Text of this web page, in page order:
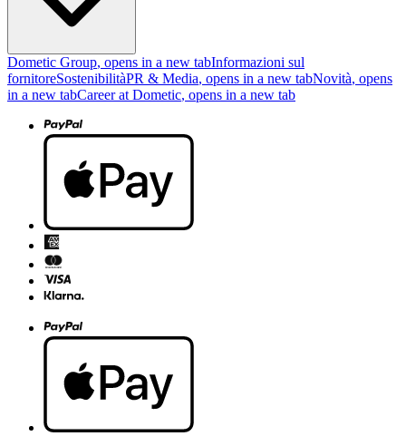
Dometic Group, opens in a new tabInformazioni sul
fornitoreSostenibilitàPR & Media, opens in a new tabNovità, opens
in a new tabCareer at Dometic, opens in a new tab